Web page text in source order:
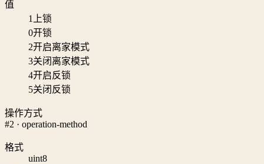
值
1
上锁
0开锁
2开启离家模式
3关闭离家模式
4开启反锁
5关闭反锁
操作方式
#2 · operation-method
格式
uint8